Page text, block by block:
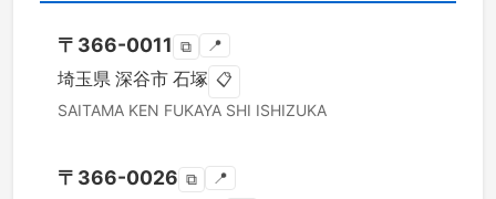
〒 366-0011 ⧉ 📍
埼玉県 深谷市 石塚 📋
SAITAMA KEN FUKAYA SHI ISHIZUKA
〒 366-0026 ⧉ 📍